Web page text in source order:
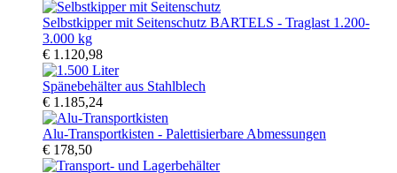
Selbstkipper mit Seitenschutz BARTELS - Traglast 1.200-
3.000 kg
€ 1.120,98
Spänebehälter aus Stahlblech
€ 1.185,24
Alu-Transportkisten - Palettisierbare Abmessungen
€ 178,50